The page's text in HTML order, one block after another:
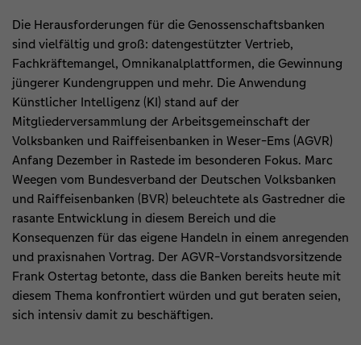
Die Herausforderungen für die Genossenschaftsbanken
sind vielfältig und groß: datengestützter Vertrieb,
Fachkräftemangel, Omnikanalplattformen, die Gewinnung
jüngerer Kundengruppen und mehr. Die Anwendung
Künstlicher Intelligenz (KI) stand auf der
Mitgliederversammlung der Arbeitsgemeinschaft der
Volksbanken und Raiffeisenbanken in Weser-Ems (AGVR)
Anfang Dezember in Rastede im besonderen Fokus. Marc
Weegen vom Bundesverband der Deutschen Volksbanken
und Raiffeisenbanken (BVR) beleuchtete als Gastredner die
rasante Entwicklung in diesem Bereich und die
Konsequenzen für das eigene Handeln in einem anregenden
und praxisnahen Vortrag. Der AGVR-Vorstandsvorsitzende
Frank Ostertag betonte, dass die Banken bereits heute mit
diesem Thema konfrontiert würden und gut beraten seien,
sich intensiv damit zu beschäftigen.